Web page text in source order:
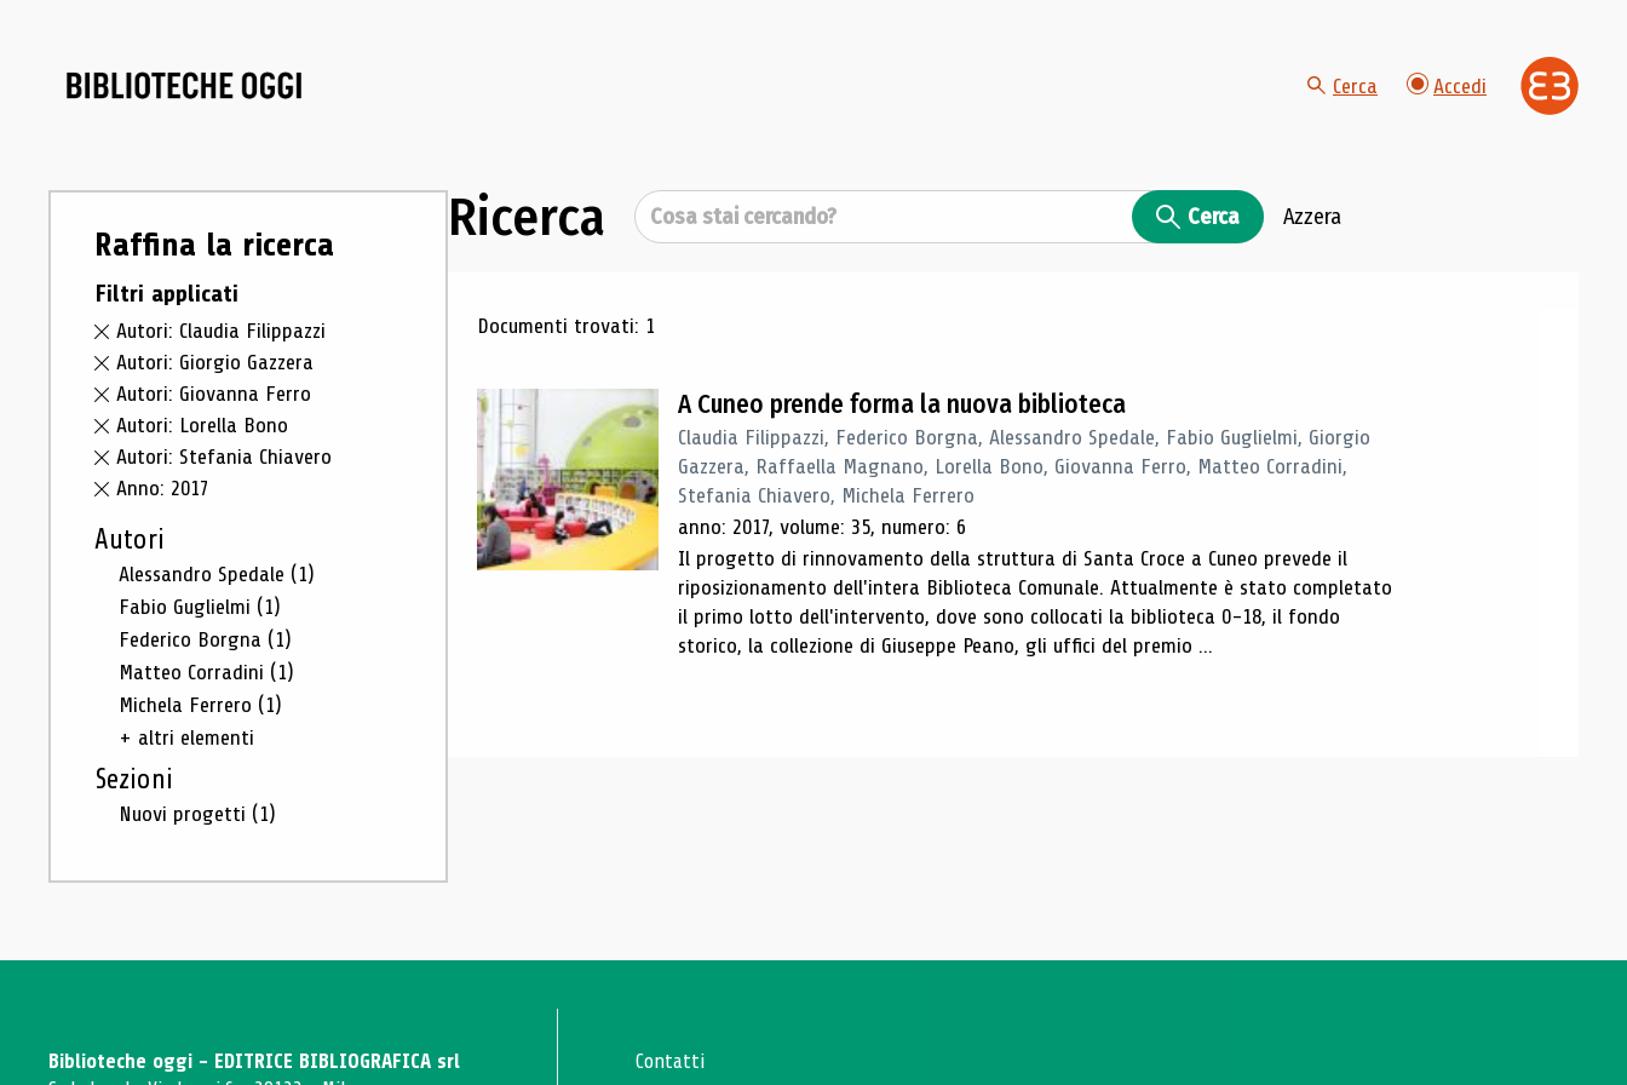
Cerca Accedi
Raffina la ricerca
Filtri applicati
Autori: Claudia Filippazzi
Autori: Giorgio Gazzera
Autori: Giovanna Ferro
Autori: Lorella Bono
Autori: Stefania Chiavero
Anno: 2017
Autori
Alessandro Spedale (1)
Fabio Guglielmi (1)
Federico Borgna (1)
Matteo Corradini (1)
Michela Ferrero (1)
+ altri elementi
Sezioni
Nuovi progetti (1)
Ricerca Cerca Cerca Azzera
Risultati di ricerca
Documenti trovati: 1
A Cuneo prende forma la nuova biblioteca
Claudia Filippazzi, Federico Borgna, Alessandro Spedale, Fabio Guglielmi, Giorgio
Gazzera, Raffaella Magnano, Lorella Bono, Giovanna Ferro, Matteo Corradini,
Stefania Chiavero, Michela Ferrero
anno: 2017, volume: 35, numero: 6
Il progetto di rinnovamento della struttura di Santa Croce a Cuneo prevede il
riposizionamento dell'intera Biblioteca Comunale. Attualmente è stato completato
il primo lotto dell'intervento, dove sono collocati la biblioteca 0-18, il fondo
storico, la collezione di Giuseppe Peano, gli uffici del premio ...
Biblioteche oggi - EDITRICE BIBLIOGRAFICA srl
Contatti